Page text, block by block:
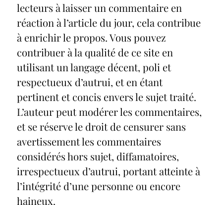
lecteurs à laisser un commentaire en
réaction à l’article du jour, cela contribue
à enrichir le propos. Vous pouvez
contribuer à la qualité de ce site en
utilisant un langage décent, poli et
respectueux d’autrui, et en étant
pertinent et concis envers le sujet traité.
L’auteur peut modérer les commentaires,
et se réserve le droit de censurer sans
avertissement les commentaires
considérés hors sujet, diffamatoires,
irrespectueux d’autrui, portant atteinte à
l’intégrité d’une personne ou encore
haineux.